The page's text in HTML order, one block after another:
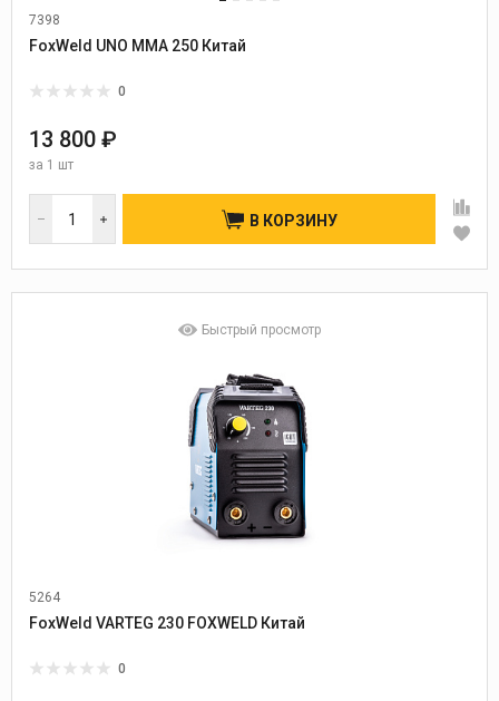
7398
FoxWeld UNO MMA 250 Китай
0
13 800 ₽
за 1 шт
В КОРЗИНУ
Быстрый просмотр
5264
FoxWeld VARTEG 230 FOXWELD Китай
0